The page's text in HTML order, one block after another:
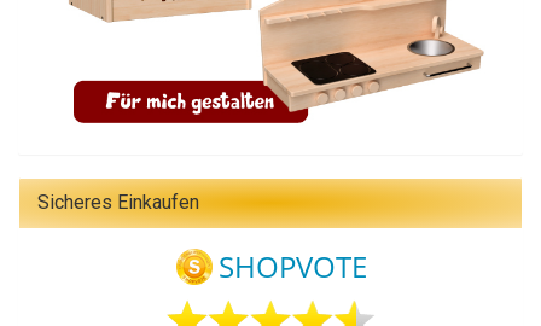
Sicheres Einkaufen